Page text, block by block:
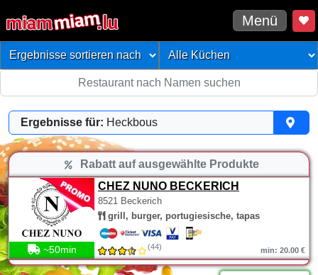
Menü
Ergebnisse für: Heckbous
Rabatt auf ausgewählte Produkte
CHEZ NUNO BECKERICH
8521 Beckerich
grill, burger, portugiesische, tapas
~50min (44) min: 20.00 €